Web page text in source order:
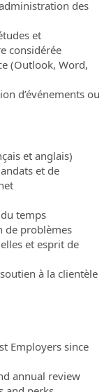
des
et
considérée
(Outlook, Word,
d’événements ou
et anglais)
et de
temps
de problèmes
et esprit de
à la clientèle
Employers since
annual review